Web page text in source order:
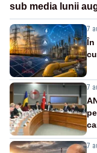
sub media lunii
7
În
7
7